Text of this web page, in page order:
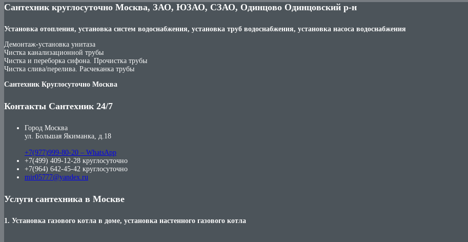
Сантехник круглосуточно Москва, ЗАО, ЮЗАО, СЗАО, Одинцово Одинцовский р-н
Установка отопления, установка систем водоснабжения, установка труб водоснабжения, установка насоса водоснабжения
Демонтаж-установка унитаза
Чистка канализационной трубы
Чистка и переборка сифона. Прочистка трубы
Чистка слива/перелива. Расчеканка трубы
Сантехник Круглосуточно Москва
Контакты Сантехник 24/7
Город Москва
ул. Большая Якиманка, д.18
+7(977)999-80-20 – WhatsApp
+7(499) 409-12-28 круглосуточно
+7(964) 642-45-42 круглосуточно
mir05777@yandex.ru
Услуги сантехника в Москве
1. Установка газового котла в доме, установка настенного газового котла